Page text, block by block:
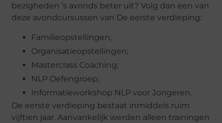
bezigheden ’s avonds beter uit? Volg dan een van
deze avondcursussen van De eerste verdieping:
Familieopstellingen;
Organisatieopstellingen;
Masterclass Coaching;
NLP Oefengroep;
Informatieworkshop NLP voor Jongeren.
De eerste verdieping bestaat inmiddels ruim
vijftien jaar. Aanvankelijk werden alleen trainingen